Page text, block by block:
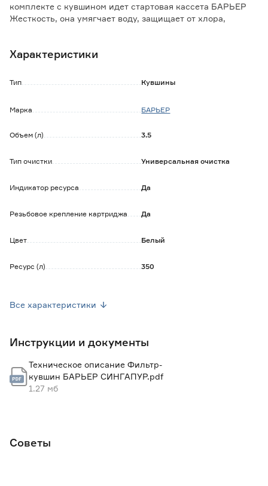
комплекте с кувшином идет стартовая кассета БАРЬЕР
Жесткость, она умягчает воду, защищает от хлора,
- встроенный электронный индикатор степени износа
дожидаясь окончания фильтрации;
снимая крышки;
исключением крышки с индикатором;
кувшинов.
Обратите внимание:
Характеристики
Тип Кувшины
Марка БАРЬЕР
Объем (л) 3.5
Тип очистки Универсальная очистка
Индикатор ресурса Да
Резьбовое крепление картриджа Да
Цвет Белый
Ресурс (л) 350
Все характеристики
Инструкции и документы
Техническое описание Фильтр-
кувшин БАРЬЕР СИНГАПУР.pdf
1.27 мб
Советы